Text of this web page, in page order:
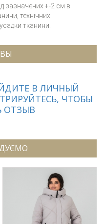
зазначених +-2 см в
технічних
тканини.
В ЛИЧНЫЙ
ЧТОБЫ
ОТЗЫВ